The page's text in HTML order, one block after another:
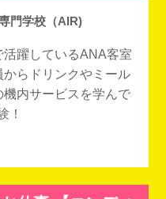
門学校（AIR)
活躍しているANA客室
からドリンクやミール
機内サービスを学んで
！